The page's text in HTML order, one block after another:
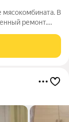
мясокомбината. В
ремонт.
коридоре